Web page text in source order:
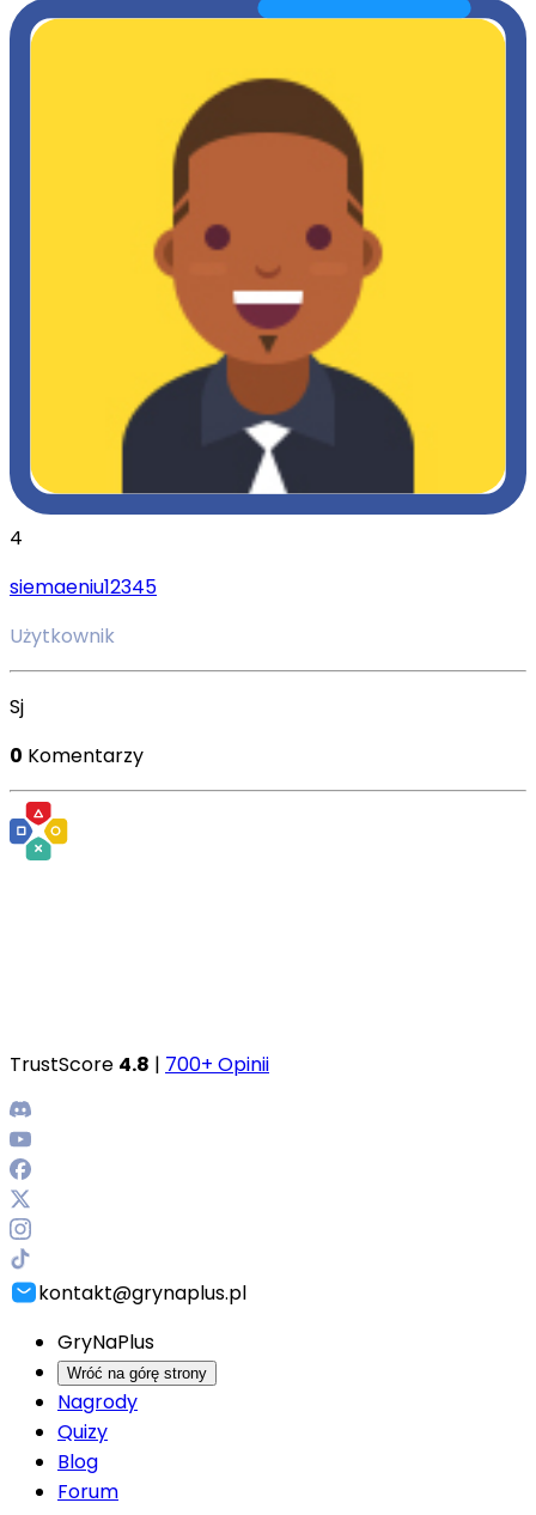
4
siemaeniu12345
Użytkownik
Sj
0 Komentarzy
TrustScore 4.8 | 700+ Opinii
kontakt@grynaplus.pl
GryNaPlus
Wróć na górę strony
Nagrody
Quizy
Blog
Forum